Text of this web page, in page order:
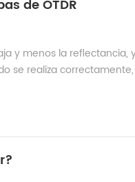
de OTDR
y menos la
se realiza